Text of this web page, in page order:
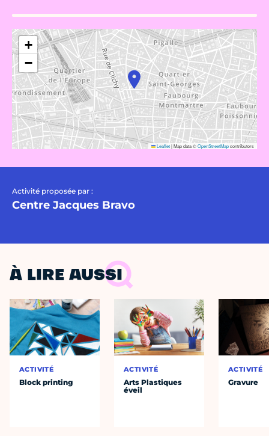
+
−
Leaflet|Map data ©OpenStreetMapcontributors
Activité proposée par :
Centre Jacques Bravo
À LIRE AUSSI
ACTIVITÉ
Block printing
ACTIVITÉ
Arts Plastiques
éveil
ACTIVITÉ
Gravure